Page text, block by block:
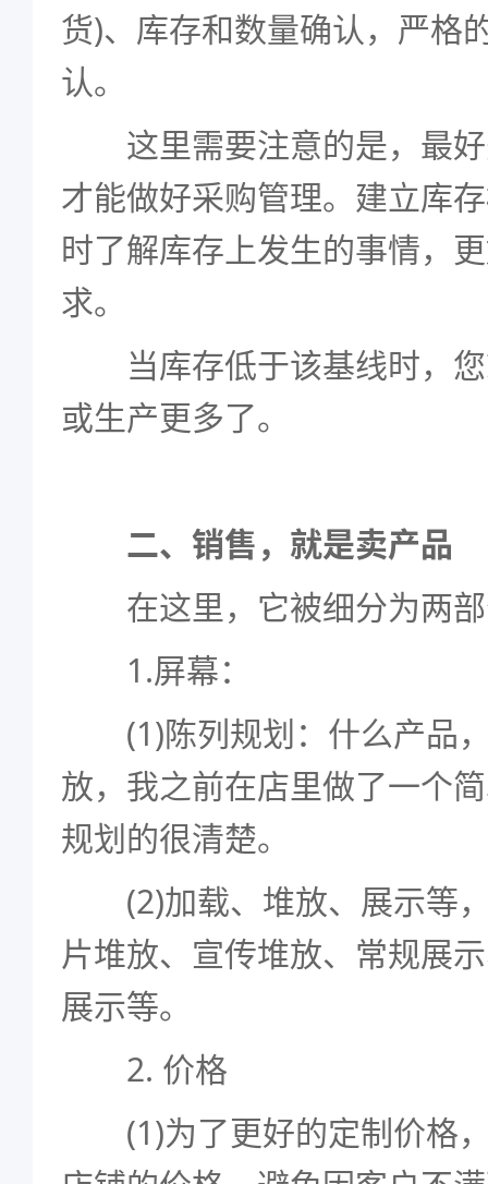
货)、库存和数量确认，严格
认。
这里需要注意的是，最好
才能做好采购管理。建立库
时了解库存上发生的事情，
求。
当库存低于该基线时，您
或生产更多了。
二、销售，就是卖产品
在这里，它被细分为两部
1.屏幕：
(1)陈列规划：什么产品
放，我之前在店里做了一个
规划的很清楚。
(2)加载、堆放、展示等
片堆放、宣传堆放、常规展
展示等。
2. 价格
(1)为了更好的定制价格